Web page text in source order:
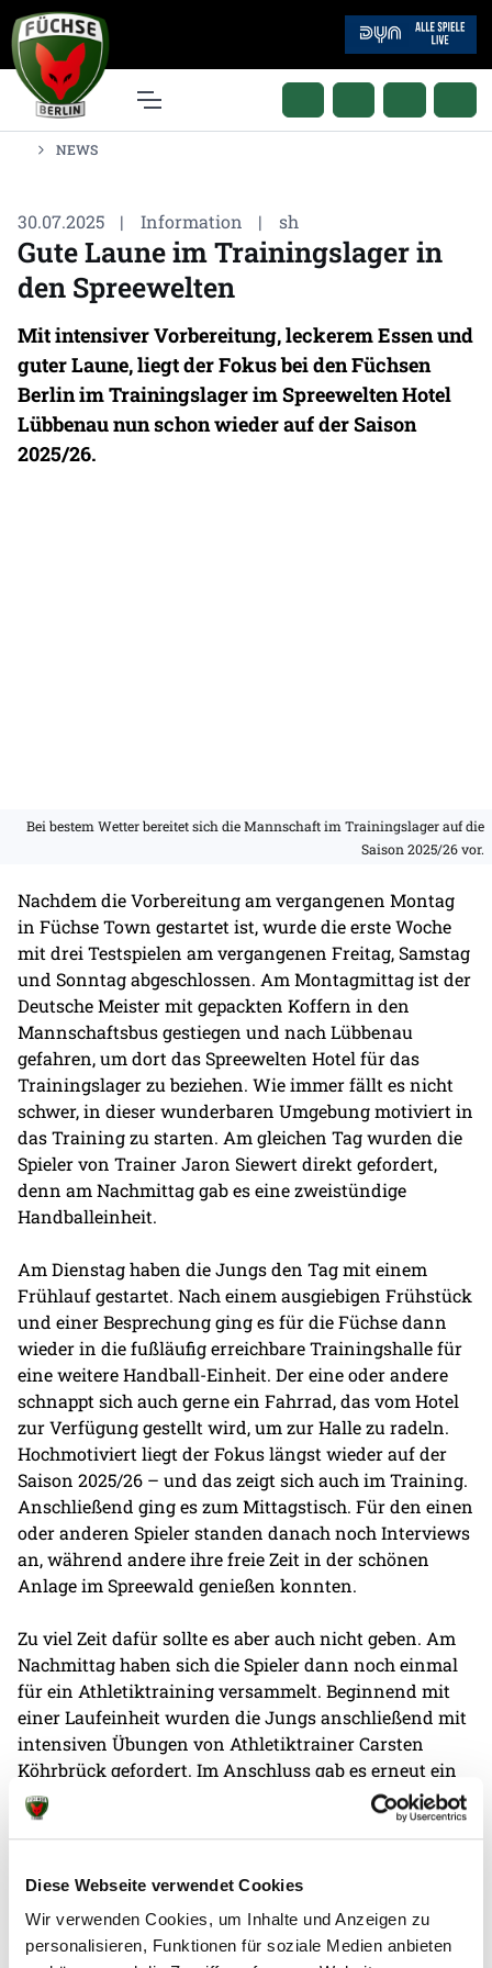
Diese Webseite verwendet Cookies
Wir verwenden Cookies, um Inhalte und Anzeigen zu
personalisieren, Funktionen für soziale Medien anbieten
NEWS
30.07.2025 | Information | sh
Gute Laune im Trainingslager in
den Spreewelten
Mit intensiver Vorbereitung, leckerem Essen und
guter Laune, liegt der Fokus bei den Füchsen
Berlin im Trainingslager im Spreewelten Hotel
Lübbenau nun schon wieder auf der Saison
2025/26.
Bei bestem Wetter bereitet sich die Mannschaft im Trainingslager auf die
Saison 2025/26 vor.
Nachdem die Vorbereitung am vergangenen Montag
in Füchse Town gestartet ist, wurde die erste Woche
mit drei Testspielen am vergangenen Freitag, Samstag
und Sonntag abgeschlossen. Am Montagmittag ist der
Deutsche Meister mit gepackten Koffern in den
Mannschaftsbus gestiegen und nach Lübbenau
gefahren, um dort das Spreewelten Hotel für das
Trainingslager zu beziehen. Wie immer fällt es nicht
schwer, in dieser wunderbaren Umgebung motiviert in
das Training zu starten. Am gleichen Tag wurden die
Spieler von Trainer Jaron Siewert direkt gefordert,
denn am Nachmittag gab es eine zweistündige
Handballeinheit.
Am Dienstag haben die Jungs den Tag mit einem
Frühlauf gestartet. Nach einem ausgiebigen Frühstück
und einer Besprechung ging es für die Füchse dann
wieder in die fußläufig erreichbare Trainingshalle für
eine weitere Handball-Einheit. Der eine oder andere
schnappt sich auch gerne ein Fahrrad, das vom Hotel
zur Verfügung gestellt wird, um zur Halle zu radeln.
Hochmotiviert liegt der Fokus längst wieder auf der
Saison 2025/26 – und das zeigt sich auch im Training.
Anschließend ging es zum Mittagstisch. Für den einen
oder anderen Spieler standen danach noch Interviews
an, während andere ihre freie Zeit in der schönen
Anlage im Spreewald genießen konnten.
Zu viel Zeit dafür sollte es aber auch nicht geben. Am
Nachmittag haben sich die Spieler dann noch einmal
für ein Athletiktraining versammelt. Beginnend mit
einer Laufeinheit wurden die Jungs anschließend mit
intensiven Übungen von Athletiktrainer Carsten
Köhrbrück gefordert. Im Anschluss gab es erneut ein
ausgiebiges Buffet, ehe die Spieler bis zum nächsten
Morgen freie Zeit hatten. Am Freitag, 1. August, ab 18
Lübbenau an. Dort sind ebenfalls die TSG Lübbenau 63
spielt jeder gegen jeden jeweils 30 Minuten. Am
Samstag reisen die Füchse aus dem Trainingslager